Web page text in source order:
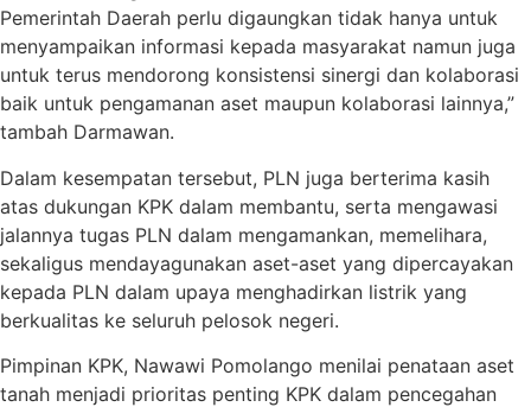
Pemerintah Daerah perlu digaungkan tidak hanya untuk
menyampaikan informasi kepada masyarakat namun juga
untuk terus mendorong konsistensi sinergi dan kolaborasi
baik untuk pengamanan aset maupun kolaborasi lainnya,”
tambah Darmawan.
Dalam kesempatan tersebut, PLN juga berterima kasih
atas dukungan KPK dalam membantu, serta mengawasi
jalannya tugas PLN dalam mengamankan, memelihara,
sekaligus mendayagunakan aset-aset yang dipercayakan
kepada PLN dalam upaya menghadirkan listrik yang
berkualitas ke seluruh pelosok negeri.
Pimpinan KPK, Nawawi Pomolango menilai penataan aset
tanah menjadi prioritas penting KPK dalam pencegahan